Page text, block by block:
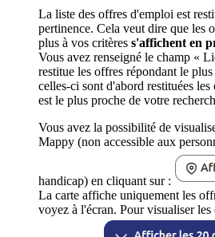
La liste des offres d'emploi est
pertinence. Cela veut dire que les
plus à vos critères s'affichent en
Vous avez renseigné le champ «
restitue les offres répondant le
celles-ci sont d'abord restituées
est le plus proche de votre
Vous avez la possibilité de
Mappy (non accessible aux
handicap) en cliquant sur :
La carte affiche uniquement les
voyez à l'écran. Pour visualiser